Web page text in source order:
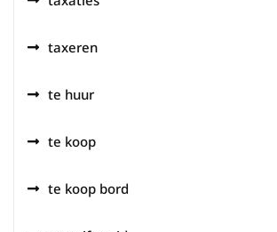
taxeren
te huur
te koop
te koop bord